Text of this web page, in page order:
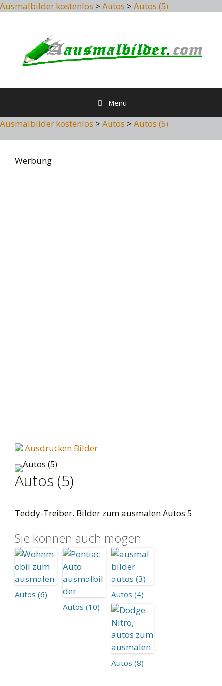
Ausmalbilder kostenlos > Autos > Autos (5)
Menu
Ausmalbilder kostenlos > Autos > Autos (5)
Werbung
Ausdrucken Bilder
Autos (5)
Teddy-Treiber. Bilder zum ausmalen Autos 5
Sie können auch mögen
Autos (6)
Autos (10)
Autos (4)
Autos (8)